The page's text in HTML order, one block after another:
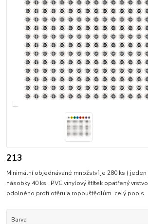
213
Minimální objednávané množství je 280 ks (
násobky 40 ks. PVC vinylový štítek opatřený
odolného proti otěru a ropouštědlům. celý popis
Barva